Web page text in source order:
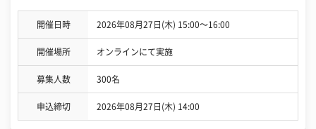
開催日時 2026年08月27日(木) 15:00〜16:00
開催場所 オンラインにて実施
募集人数 300名
申込締切 2026年08月27日(木) 14:00